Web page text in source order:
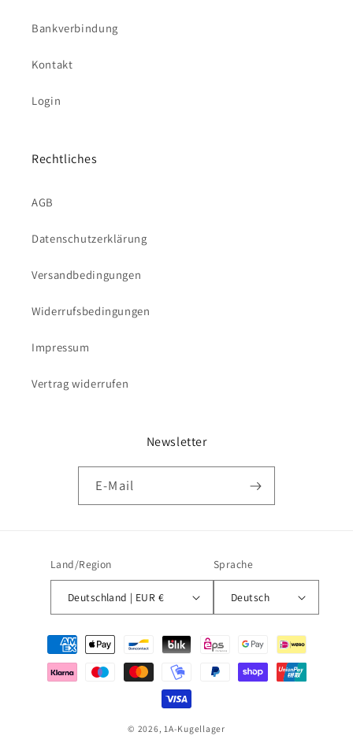
Bankverbindung
Kontakt
Login
Rechtliches
AGB
Datenschutzerklärung
Versandbedingungen
Widerrufsbedingungen
Impressum
Vertrag widerrufen
Newsletter
E-Mail
Land/Region
Deutschland | EUR €
Sprache
Deutsch
Zahlungsmethoden
© 2026,1A-Kugellager